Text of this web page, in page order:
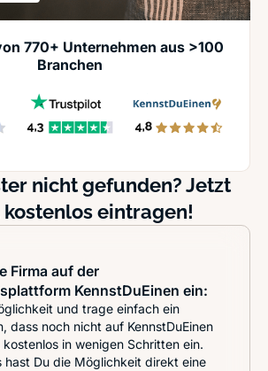
770+ Unternehmen aus >100
Branchen
nicht gefunden? Jetzt
kostenlos eintragen!
Firma auf der
KennstDuEinen ein:
und trage einfach ein
dass noch nicht auf KennstDuEinen
in wenigen Schritten ein.
hast Du die Möglichkeit direkt eine